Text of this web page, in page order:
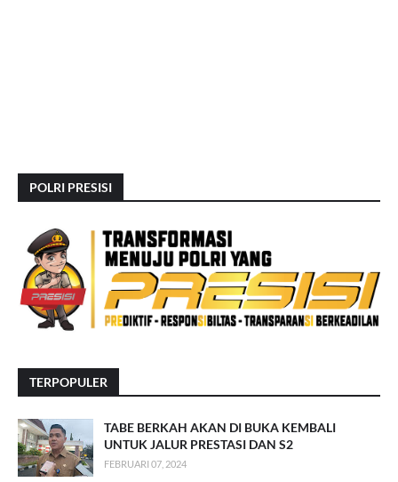
POLRI PRESISI
TERPOPULER
TABE BERKAH AKAN DI BUKA KEMBALI
UNTUK JALUR PRESTASI DAN S2
FEBRUARI 07, 2024